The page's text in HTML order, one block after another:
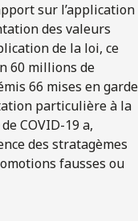
sur l’application
des valeurs
de la loi, ce
60 millions de
66 mises en garde
particulière à la
COVID-19 a,
des stratagèmes
fausses ou